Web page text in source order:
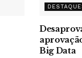
Big Data